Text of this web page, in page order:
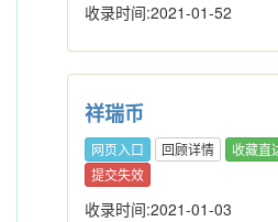
收录时间:2021-01-52
祥瑞币
网页入口 回顾详情
收藏直
提交失效
收录时间:2021-01-03